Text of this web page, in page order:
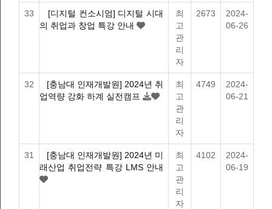
33
[디지털 컨소시엄] 디지털 시대
의 취업과 창업 특강 안내
최
고
관
리
자
2673
2024-
06-26
32
[충남대 인재개발원] 2024년 취
업역량 강화 하계 실전캠프
최
고
관
리
자
4749
2024-
06-21
31
[충남대 인재개발원] 2024년 미
래산업 취업전략 특강 LMS 안내
최
고
관
리
자
4102
2024-
06-19